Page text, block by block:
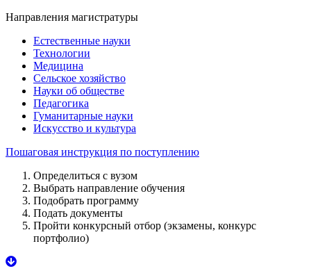
Направления магистратуры
Естественные науки
Технологии
Медицина
Сельское хозяйство
Науки об обществе
Педагогика
Гуманитарные науки
Искусство и культура
Пошаговая инструкция по поступлению
Определиться с вузом
Выбрать направление обучения
Подобрать программу
Подать документы
Пройти конкурсный отбор (экзамены, конкурс
портфолио)